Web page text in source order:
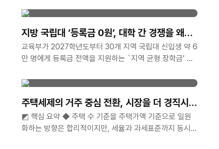
불참시 서포터즈 자격이 박탈됩니다. 2. 모집인원 ㅇ 총
만 4,155..
지방 국립대 ‘등록금 0원’, 대학 간 경쟁을 왜곡
해선 안 된다
교육부가 2027학년도부터 30개 지역 국립대 신입생 약 6
만 명에게 등록금 전액을 지원하는 `지역 균형 장학금’ 도
주택세제의 거주 중심 전환, 시장을 더 경직시킬
수 있다
◩ 핵심 요약 ◆ 주택 수 기준을 주택가액 기준으로 일원
화하는 방향은 합리적이지만, 세율과 과세표준까지 동시에